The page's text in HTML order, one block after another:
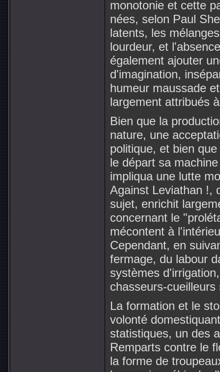
monotonie et cette
nées, selon Paul
latents, les
lourdeur, et
également ajouter
d'imagination,
humeur maussade
largement attribués
Bien que la
nature, une
politique, et bien
le départ sa
impliqua une lutte
Against Leviathan !,
sujet, enrichit
concernant le
mécontent à
Cependant, en
fermage, du labour
systèmes
chasseurs-
La formation et le
volonté
statistiques, un des
Remparts contre le
la forme de